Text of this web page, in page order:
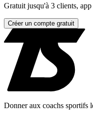
Gratuit jusqu'à 3 clients,
Créer un compte gratuit
Donner aux coachs sportifs